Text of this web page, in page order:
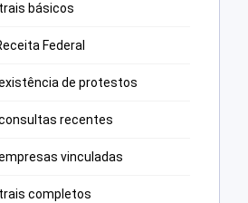
básicos
Federal
de protestos
recentes
vinculadas
completos